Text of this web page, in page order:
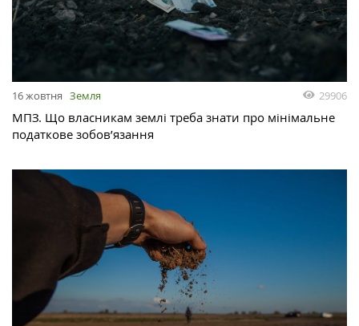
16 жовтня Земля 29906
МПЗ. Що власникам землі треба знати про мінімальне
податкове зобов’язання